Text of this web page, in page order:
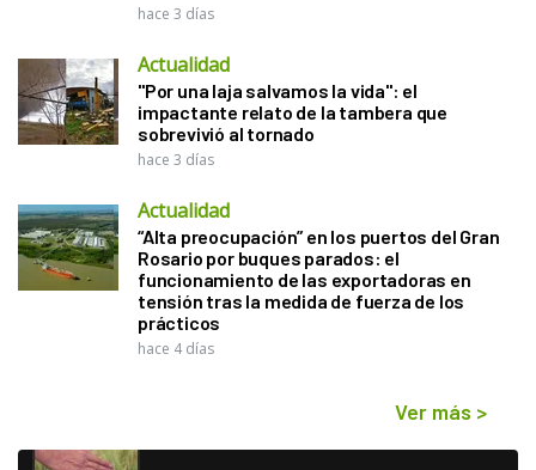
hace 3 días
Actualidad
"Por una laja salvamos la vida": el
impactante relato de la tambera que
sobrevivió al tornado
hace 3 días
Actualidad
“Alta preocupación” en los puertos del Gran
Rosario por buques parados: el
funcionamiento de las exportadoras en
tensión tras la medida de fuerza de los
prácticos
hace 4 días
Ver más >